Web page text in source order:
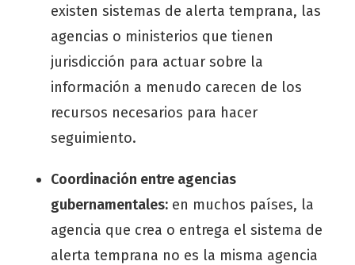
existen sistemas de alerta temprana, las
agencias o ministerios que tienen
jurisdicción para actuar sobre la
información a menudo carecen de los
recursos necesarios para hacer
seguimiento.
Coordinación entre agencias
gubernamentales: en muchos países, la
agencia que crea o entrega el sistema de
alerta temprana no es la misma agencia